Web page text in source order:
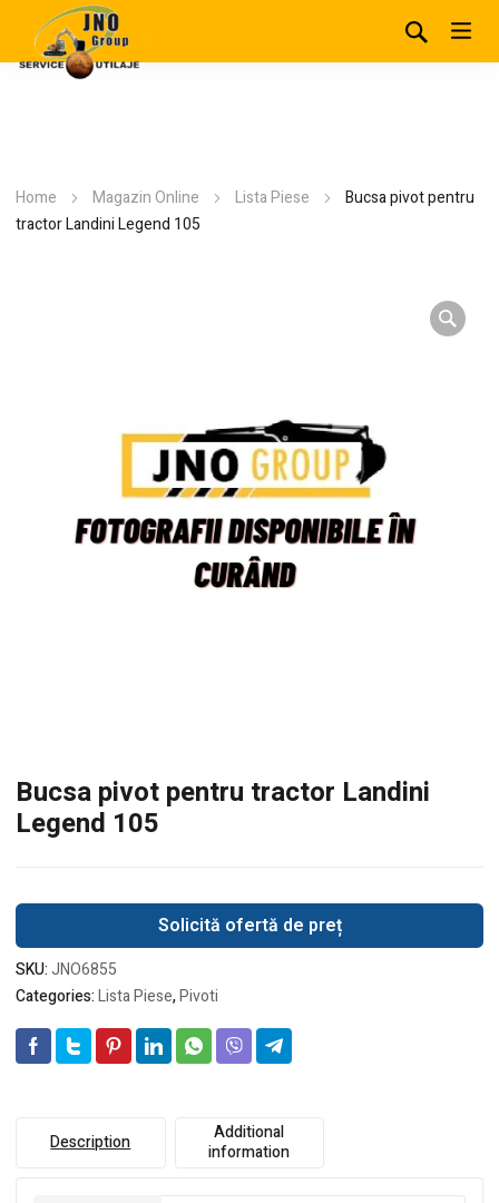
Home Magazin Online Lista Piese
Bucsa pivot pentru
tractor Landini Legend 105
Bucsa pivot pentru tractor Landini
Legend 105
Solicită ofertă de preț
SKU:JNO6855
Categories:Lista Piese,Pivoti
Description
Additional
information